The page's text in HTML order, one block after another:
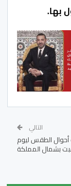
بها.
التالي
الطقس ليوم
بشمال المملكة